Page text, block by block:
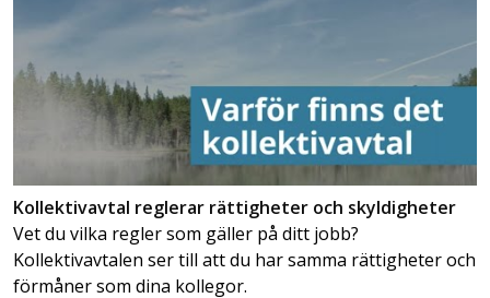
Kollektivavtal reglerar rättigheter och skyldigheter
Vet du vilka regler som gäller på ditt jobb?
Kollektivavtalen ser till att du har samma rättigheter och
förmåner som dina kollegor.